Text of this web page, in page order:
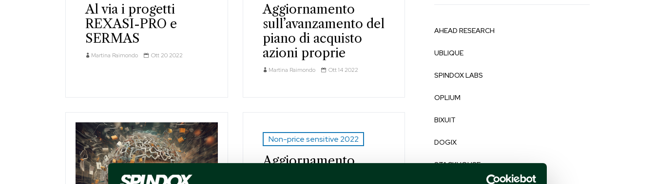
Al via i progetti
REXASI-PRO e
SERMAS
Martina Raimondo Ott 20 2022
Aggiornamento
sull’avanzamento del
piano di acquisto
azioni proprie
Martina Raimondo Ott 14 2022
Non-price sensitive 2022
Aggiornamento
AHEAD RESEARCH
UBLIQUE
SPINDOX LABS
OPLIUM
BIXUIT
DOGIX
STACKHOUSE